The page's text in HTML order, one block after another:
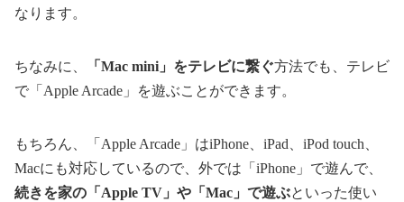
なります。
ちなみに、 「Mac mini」をテレビに繋ぐ方法でも、テレビ
で「Apple Arcade」を遊ぶことができます。
もちろん、「Apple Arcade」はiPhone、iPad、iPod touch、
Macにも対応しているので、外では「iPhone」で遊んで、
続きを家の「Apple TV」や「Mac」で遊ぶといった使い